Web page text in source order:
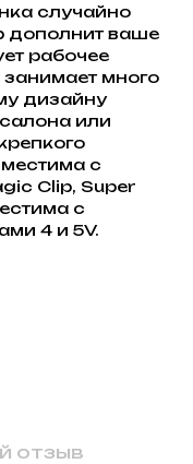
случайно
дополнит ваше
рабочее
много
дизайну
или
с
Clip, Super
с
4 и 5V.
отзыв